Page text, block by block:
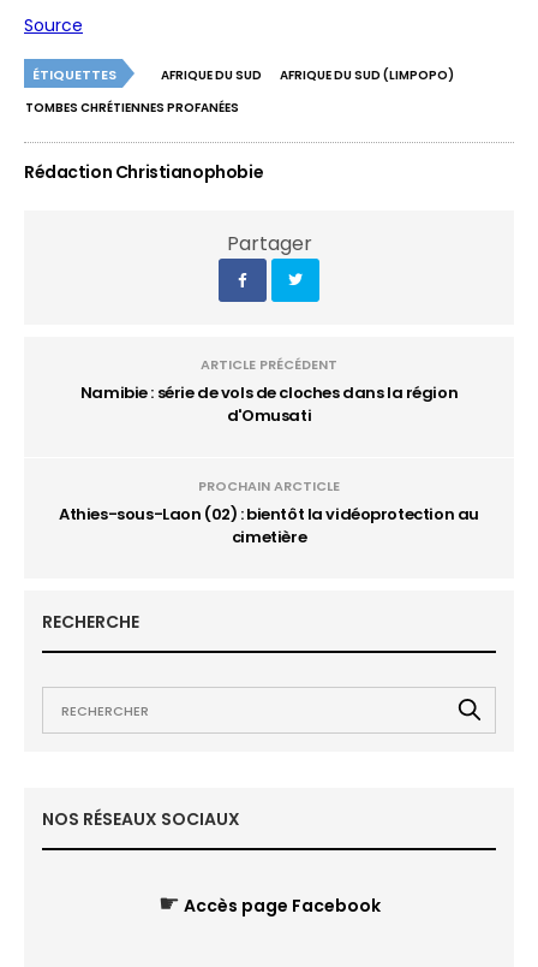
Source
ÉTIQUETTES AFRIQUE DU SUD
AFRIQUE DU SUD (LIMPOPO)
TOMBES CHRÉTIENNES PROFANÉES
Rédaction Christianophobie
Partager
ARTICLE PRÉCÉDENT
Namibie : série de vols de cloches dans la région
d'Omusati
PROCHAIN ARCTICLE
Athies-sous-Laon (02) : bientôt la vidéoprotection au
cimetière
RECHERCHE
NOS RÉSEAUX SOCIAUX
☛ Accès page Facebook